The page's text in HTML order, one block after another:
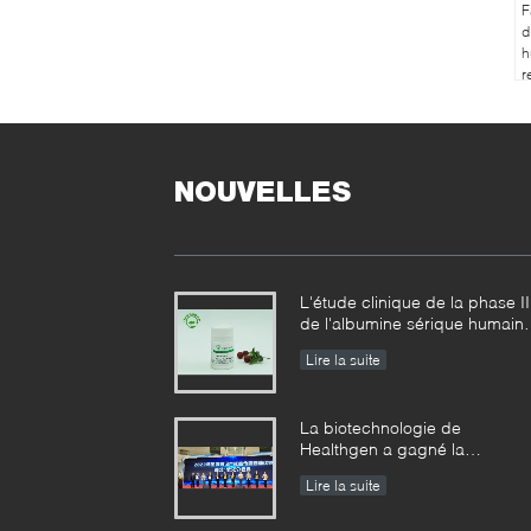
NOUVELLES
L'étude clinique de la phase II
de l'albumine sérique
dérivée a réalisé des résultats
Lire la suite
La biotechnologie de
Healthgen a gagné la
concurrence de haute valeur
Lire la suite